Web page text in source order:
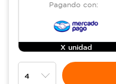
Pagando con:
X unidad